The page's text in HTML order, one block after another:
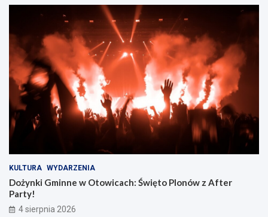
KULTURA WYDARZENIA
Dożynki Gminne w Otowicach: Święto Plonów z After
Party!
4 sierpnia 2026